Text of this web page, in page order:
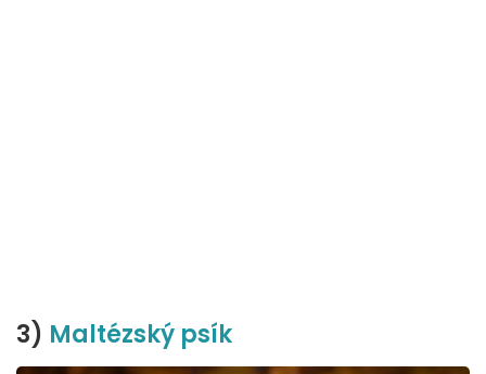
3) Maltézský psík